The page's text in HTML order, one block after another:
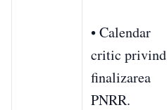
• Calendar
critic privind
finalizarea
PNRR.